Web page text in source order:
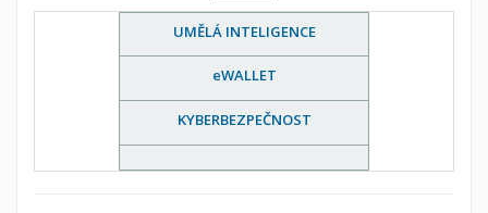
UMĚLÁ INTELIGENCE
eWALLET
KYBERBEZPEČNOST